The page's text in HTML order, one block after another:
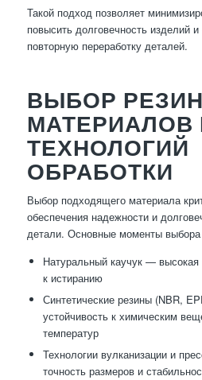
Такой подход позволяет
повысить долговечность изделий и
повторную переработку деталей.
ВЫБОР
МАТЕРИАЛОВ
ТЕХНОЛОГИЙ
ОБРАБОТКИ
Выбор подходящего материала
обеспечения надежности и
детали. Основные моменты
Натуральный каучук — высокая
к истиранию
Синтетические резины (NBR,
устойчивость к химическим
температур
Технологии вулканизации и
точность размеров и